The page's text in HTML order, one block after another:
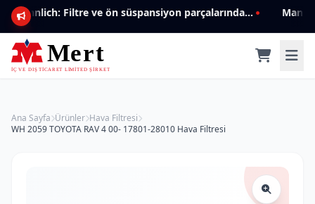
Mannlich: Filtre ve ön süspansiyon parçalarında genişleyen ürün yelpazesiyle kalite ve güven.
Ana Sayfa Ürünler Hava Filtresi
WH 2059 TOYOTA RAV 4 00- 17801-28010 Hava Filtresi